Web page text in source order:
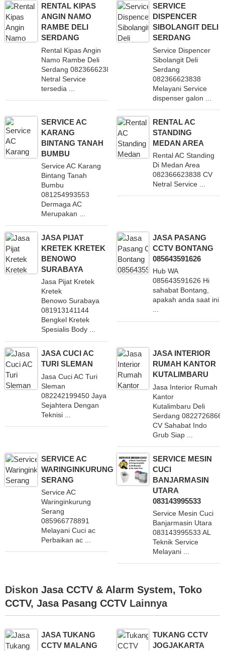
RENTAL KIPAS
ANGIN NAMO
RAMBE DELI
SERDANG
Rental Kipas Angin
Namo Rambe Deli
Serdang 082366623838 CV
Netral Service
tersedia ...
SERVICE
DISPENCER
SIBOLANGIT DELI
SERDANG
Service Dispencer
Sibolangit Deli
Serdang
082366623838
Melayani Service
dispenser galon ...
SERVICE AC
KARANG
BINTANG TANAH
BUMBU
Service AC Karang
Bintang Tanah
Bumbu
081254993553
Dermaga AC
Merupakan ...
RENTAL AC
STANDING
MEDAN AREA
Rental AC Standing
Di Medan Area
082366623838 CV
Netral Service ...
JASA PIJAT
KRETEK KRETEK
BENOWO
SURABAYA
Jasa Pijat Kretek
Kretek
Benowo Surabaya
081913141144
Bengkel Kretek
Spesialis Body ...
JASA PASANG
CCTV BONTANG
085643591626
Hub WA
085643591626 Hi
sahabat Bontang,
apakah anda saat ini
...
JASA CUCI AC
TURI SLEMAN
Jasa Cuci AC Turi
Sleman
082242199450 Jaya
Sejahtera Dengan
Teknisi ...
JASA INTERIOR
RUMAH KANTOR
KUTALIMBARU
Jasa Interior Rumah
Kantor
Kutalimbaru Deli
Serdang
CV Sahabat Indo
Grub Siap ...
SERVICE AC
WARINGINKURUNG
SERANG
Service AC
Waringinkurung
Serang
085966778891
Melayani Cuci ac
Perbaikan ac ...
SERVICE MESIN
CUCI
BANJARMASIN
UTARA
083143995533
Service Mesin Cuci
Banjarmasin Utara
083143995533 AL
Teknik Service
Melayani ...
Diskon Jasa CCTV & Alarm System, Toko
CCTV, Jasa Pasang CCTV Lainnya
JASA TUKANG
CCTV MALANG
TUKANG CCTV
JOGJAKARTA